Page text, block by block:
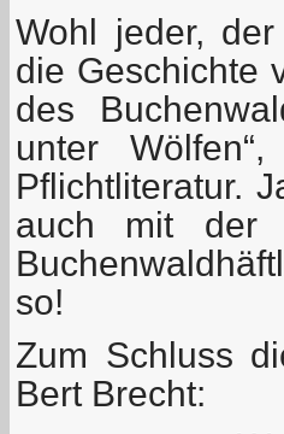
Wohl jeder,
die Geschichte
des
unter
Pflichtliteratur.
auch mit der
so!
Zum Schluss
Bert Brecht: